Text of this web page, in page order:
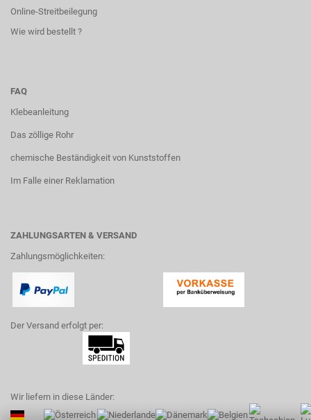
Online-Streitbeilegung
Wie wird bestellt ?
FAQ
Klebeanleitung
Das zöllige Rohr
chemische Beständigkeit von Kunststoffen
Im Falle einer Reklamation
ZAHLUNGSARTEN & VERSAND
Zahlungsmöglichkeiten:
Der Versand erfolgt per:
Wir liefern in diese Länder: